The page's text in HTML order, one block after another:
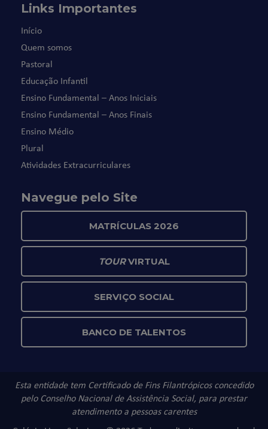
Links Importantes
Início
Quem somos
Pastoral
Educação Infantil
Ensino Fundamental – Anos Iniciais
Ensino Fundamental – Anos Finais
Ensino Médio
Plural
Atividades Extracurriculares
Navegue pelo Site
MATRÍCULAS 2026
TOURVIRTUAL
SERVIÇO SOCIAL
BANCO DE TALENTOS
Esta entidade tem Certificado de Fins Filantrópicos concedido
pelo Conselho Nacional de Assistência Social, para prestar
atendimento a pessoas carentes